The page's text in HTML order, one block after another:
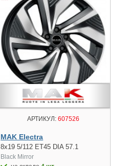
АРТИКУЛ: 607526
MAK Electra
8x19 5/112 ET45 DIA 57.1
Black Mirror